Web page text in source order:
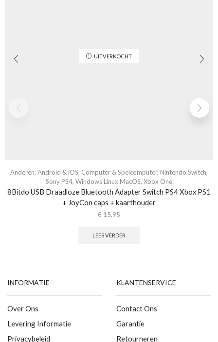
UITVERKOCHT
Anderen, Android & iOS, Computer & Spelcomputer, Nintendo Switch,
Sony PS4, Windows Linux MacOS, Xbox One
8Bitdo USB Draadloze Bluetooth Adapter Switch PS4 Xbox PS1
+ JoyCon caps + kaarthouder
€ 15,95
LEES VERDER
INFORMATIE
Over Ons
Levering Informatie
Privacybeleid
KLANTENSERVICE
Contact Ons
Garantie
Retourneren